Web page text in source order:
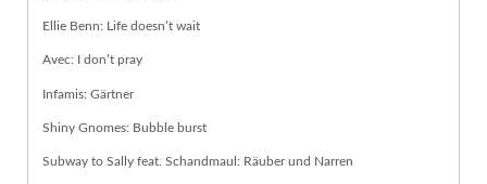
Ellie Benn: Life doesn’t wait
Avec: I don’t pray
Infamis: Gärtner
Shiny Gnomes: Bubble burst
Subway to Sally feat. Schandmaul: Räuber und Narren